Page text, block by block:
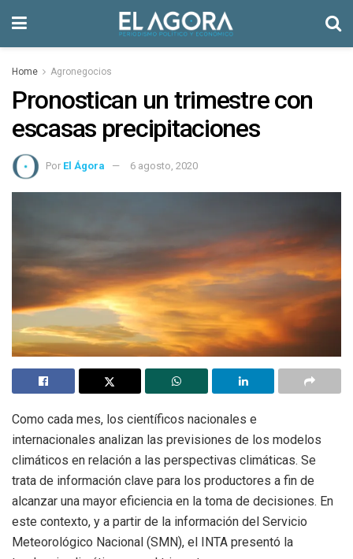
Home Agronegocios
Pronostican un trimestre con
escasas precipitaciones
Por El Ágora 6 agosto, 2020
Como cada mes, los científicos nacionales e
internacionales analizan las previsiones de los modelos
climáticos en relación a las perspectivas climáticas. Se
trata de información clave para los productores a fin de
alcanzar una mayor eficiencia en la toma de decisiones. En
este contexto, y a partir de la información del Servicio
Meteorológico Nacional (SMN), el INTA presentó la